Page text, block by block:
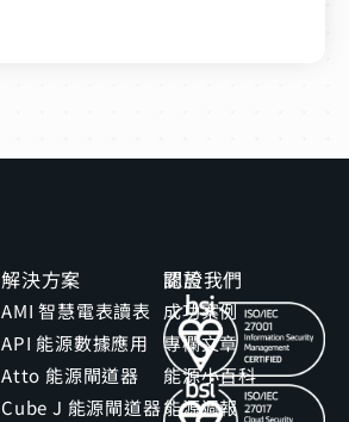
解決方案
AMI 智慧電表讀表
API 能源數據應用
Atto 能源閘道器
Cube J 能源閘道器
關於我們
成功案例
專欄文章
能源小百科
能源週報
認證